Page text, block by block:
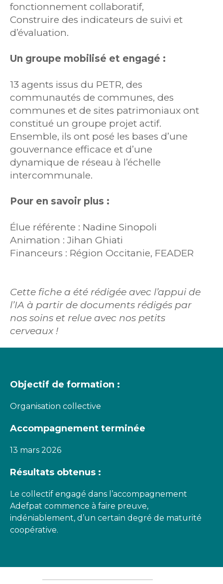
fonctionnement collaboratif,
Construire des indicateurs de suivi et
d’évaluation.
Un groupe mobilisé et engagé :
13 agents issus du PETR, des
communautés de communes, des
communes et de sites patrimoniaux ont
constitué un groupe projet actif.
Ensemble, ils ont posé les bases d’une
gouvernance efficace et d’une
dynamique de réseau à l’échelle
intercommunale.
Pour en savoir plus :
Élue référente : Nadine Sinopoli
Animation : Jihan Ghiati
Financeurs : Région Occitanie, FEADER
Cette fiche a été rédigée avec l’appui de
l’IA à partir de documents rédigés par
nos soins et relue avec nos petits
cerveaux !
Objectif de formation :
Organisation collective
Accompagnement terminée
13 mars 2026
Résultats obtenus :
Le collectif engagé dans l’accompagnement
Adefpat commence à faire preuve,
indéniablement, d’un certain degré de maturité
coopérative.